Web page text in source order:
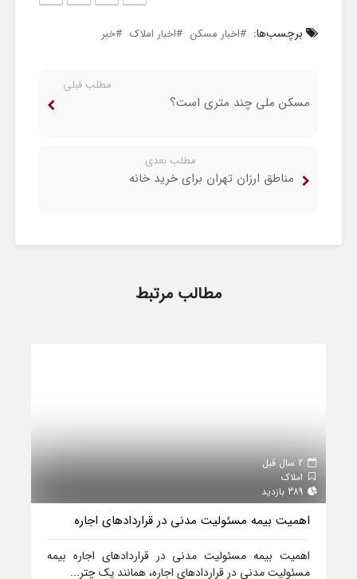
برچسب‌ها: اخبار مسکن اخبار املاک خبر
مطلب قبلی
مسکن ملی چند متری است؟
مطلب بعدی
مناطق ارزان تهران برای خرید خانه
مطالب مرتبط
املاک
اهمیت بیمه مسئولیت مدنی در قراردادهای اجاره
اهمیت بیمه مسئولیت مدنی در قراردادهای اجاره بیمه
مسئولیت مدنی در قراردادهای اجاره، همانند یک چتر...